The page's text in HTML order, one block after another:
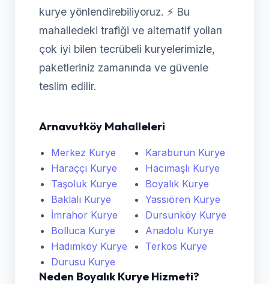
kurye yönlendirebiliyoruz. ⚡ Bu
mahalledeki trafiği ve alternatif yolları
çok iyi bilen tecrübeli kuryelerimizle,
paketleriniz zamanında ve güvenle
teslim edilir.
Arnavutköy Mahalleleri
Merkez Kurye
Haraççı Kurye
Taşoluk Kurye
Baklalı Kurye
İmrahor Kurye
Bolluca Kurye
Hadımköy Kurye
Durusu Kurye
Karaburun Kurye
Hacımaşlı Kurye
Boyalık Kurye
Yassıören Kurye
Dursunköy Kurye
Anadolu Kurye
Terkos Kurye
Neden Boyalık Kurye Hizmeti?